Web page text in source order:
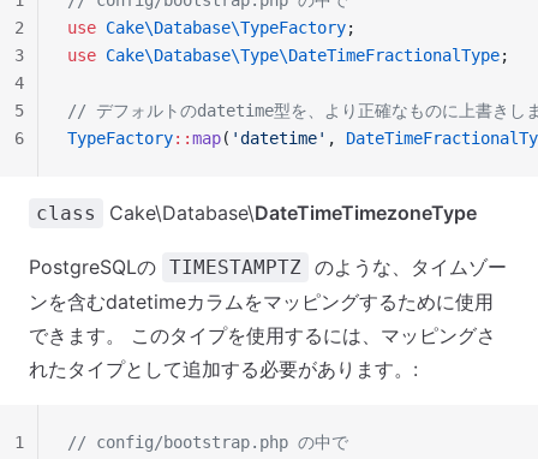
use Cake\Database\TypeFactory;
use Cake\Database\Type\DateTimeFractionalType;
// デフォルトのdatetime型を、より正確なものに上書きし
TypeFactory::map( 'datetime' ,
2
3
4
5
6
class Cake\Database\DateTimeTimezoneType
PostgreSQLの TIMESTAMPTZ のような、タイムゾー
ンを含むdatetimeカラムをマッピングするために使用
できます。 このタイプを使用するには、マッピングさ
れたタイプとして追加する必要があります。:
// config/bootstrap.php の中で
1